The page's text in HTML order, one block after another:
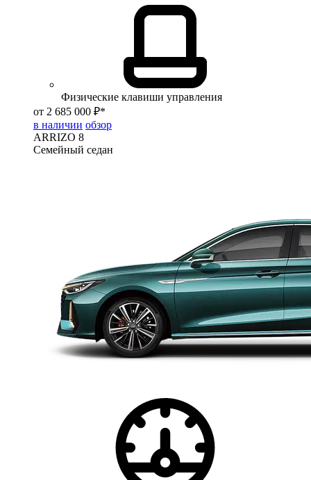
Физические клавиши управления
от 2 685 000 ₽*
в наличии обзор
ARRIZO 8
Семейный седан